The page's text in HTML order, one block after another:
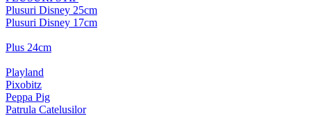
Plusuri Disney 25cm
Plusuri Disney 17cm
Plus 24cm
Playland
Pixobitz
Peppa Pig
Patrula Catelusilor